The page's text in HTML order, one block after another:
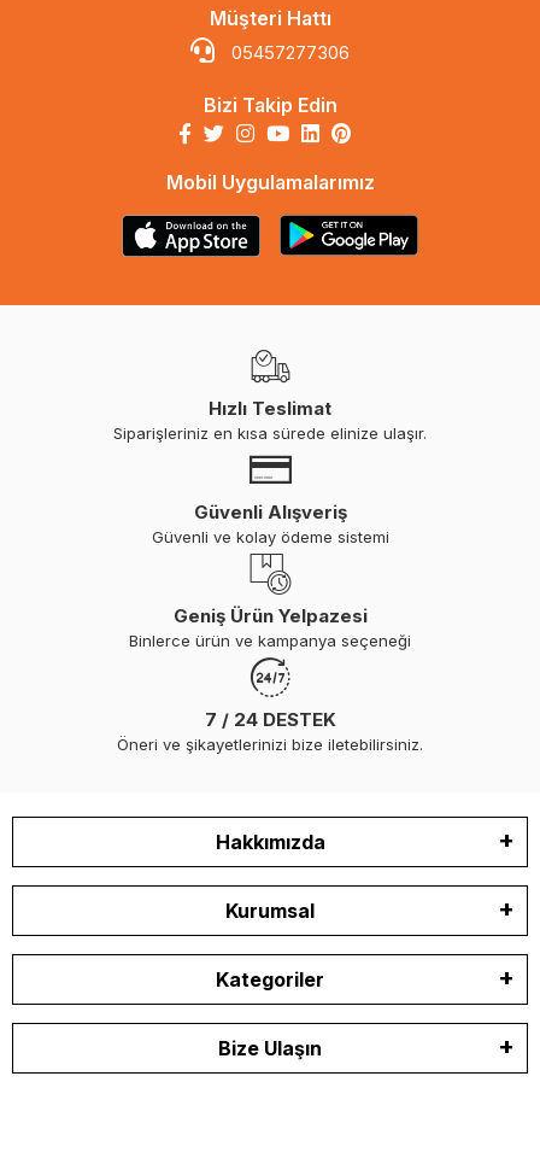
Müşteri Hattı
05457277306
Bizi Takip Edin
Mobil Uygulamalarımız
Hızlı Teslimat
Siparişleriniz en kısa sürede elinize ulaşır.
Güvenli Alışveriş
Güvenli ve kolay ödeme sistemi
Geniş Ürün Yelpazesi
Binlerce ürün ve kampanya seçeneği
7 / 24 DESTEK
Öneri ve şikayetlerinizi bize iletebilirsiniz.
Hakkımızda
Kurumsal
Kategoriler
Bize Ulaşın